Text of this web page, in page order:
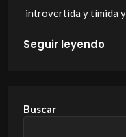
introvertida y tímida
Seguir leyendo
Buscar